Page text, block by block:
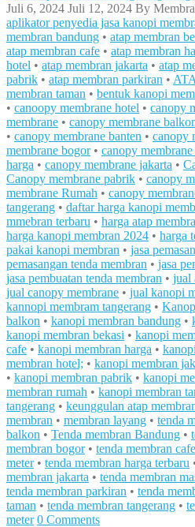
Juli 6, 2024 Juli 12, 2024 By
aplikator penyedia jasa kanopi
membran bandung • atap membran
atap membran cafe • atap membran
hotel • atap membran jakarta • atap
pabrik • atap membran parkiran •
membran taman • bentuk kanopi
• canoopy membrane hotel • canopy
membrane • canopy membrane
• canopy membrane banten • canopy
membrane bogor• canopy membrane
harga • canopy membrane jakarta •
Canopy membrane pabrik • canopy
membrane Rumah • canopy
tangerang • daftar harga kanopi
mmebran terbaru • harga atap
harga kanopi membran 2024 • harga
pakai kanopi membran • jasa
pemasangan tenda membran • jasa
jasa pembuatan tenda membran • jual
jual canopy membrane • jual kanopi
kannopi membram tangerang •
balkon • kanopi membran bandung •
kanopi membran bekasi • kanopi
cafe • kanopi membran harga •
membran hotel; • kanopi membran
• kanopi membran pabrik • kanopi
membran rumah • kanopi membran
tangerang • keunggulan atap
membran • membran layang • tenda
balkon • Tenda membran Bandung •
membran bogor• tenda membran cafe
meter• tenda membran harga terbaru
membran jakarta • tenda membran
tenda membran parkiran • tenda
taman • tenda membran tangerang •
meter 0 Comments